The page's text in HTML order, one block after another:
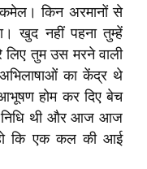
किन अरमानों से
खुद नहीं पहना तुम्हें
लिए तुम उस मरने वाली
अभिलाषाओं का केंद्र थे
आभूषण होम कर दिए बेच
निधि थी और आज आज
कि एक कल की आई